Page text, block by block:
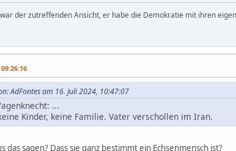
der zutreffenden Ansicht, er habe die Demokratie mit ihren
AdFontes am 16. Juli 2024, 10:47:07
...
Kinder, keine Familie. Vater verschollen im Iran.
das sagen? Dass sie ganz bestimmt ein Echsenmensch ist?